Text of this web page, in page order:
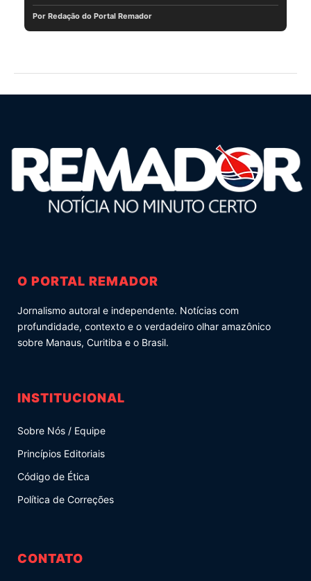
Por Redação do Portal Remador
O PORTAL REMADOR
Jornalismo autoral e independente. Notícias com
profundidade, contexto e o verdadeiro olhar amazônico
sobre Manaus, Curitiba e o Brasil.
INSTITUCIONAL
Sobre Nós / Equipe
Princípios Editoriais
Código de Ética
Política de Correções
CONTATO